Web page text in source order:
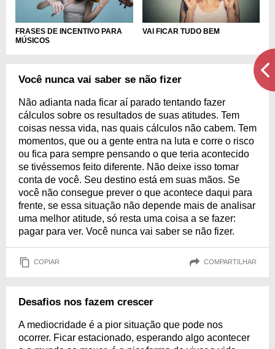
FRASES DE INCENTIVO PARA
MÚSICOS
VAI FICAR TUDO BEM
Você nunca vai saber se não fizer
Não adianta nada ficar aí parado tentando fazer
cálculos sobre os resultados de suas atitudes. Tem
coisas nessa vida, nas quais cálculos não cabem. Tem
momentos, que ou a gente entra na luta e corre o risco
ou fica para sempre pensando o que teria acontecido
se tivéssemos feito diferente. Não deixe isso tomar
conta de você. Seu destino está em suas mãos. Se
você não consegue prever o que acontece daqui para
frente, se essa situação não depende mais de analisar
uma melhor atitude, só resta uma coisa a se fazer:
pagar para ver. Você nunca vai saber se não fizer.
COPIAR COMPARTILHAR
Desafios nos fazem crescer
A mediocridade é a pior situação que pode nos
ocorrer. Ficar estacionado, esperando algo acontecer